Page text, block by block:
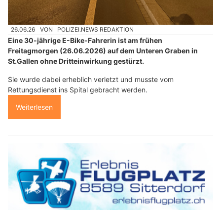
26.06.26 VON POLIZEI.NEWS REDAKTION
Eine 30-jährige E-Bike-Fahrerin ist am frühen
Freitagmorgen (26.06.2026) auf dem Unteren Graben in
St.Gallen ohne Dritteinwirkung gestürzt.
Sie wurde dabei erheblich verletzt und musste vom
Rettungsdienst ins Spital gebracht werden.
Weiterlesen